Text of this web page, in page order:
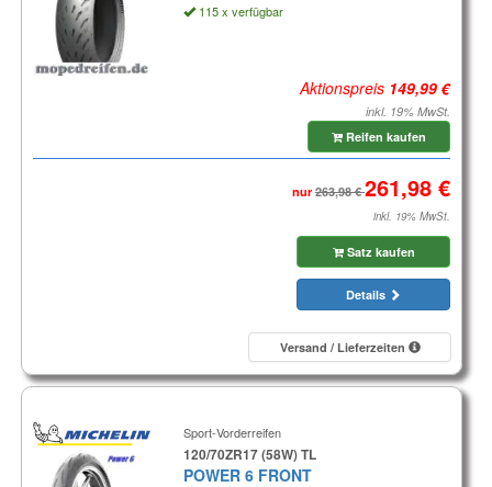
115 x verfügbar
Aktionspreis
inkl. 19% MwSt.
Reifen kaufen
nur
inkl. 19% MwSt.
Satz kaufen
Details
Versand / Lieferzeiten
Sport-Vorderreifen
120/70ZR17 (58W) TL
POWER 6 FRONT